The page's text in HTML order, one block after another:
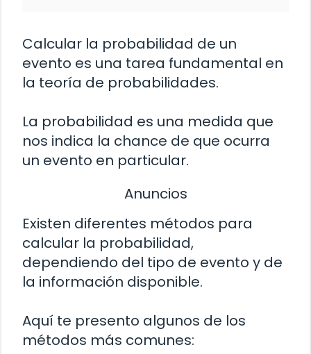
Calcular la probabilidad de un
evento es una tarea fundamental en
la teoría de probabilidades.
La probabilidad es una medida que
nos indica la chance de que ocurra
un evento en particular.
Anuncios
Existen diferentes métodos para
calcular la probabilidad,
dependiendo del tipo de evento y de
la información disponible.
Aquí te presento algunos de los
métodos más comunes: